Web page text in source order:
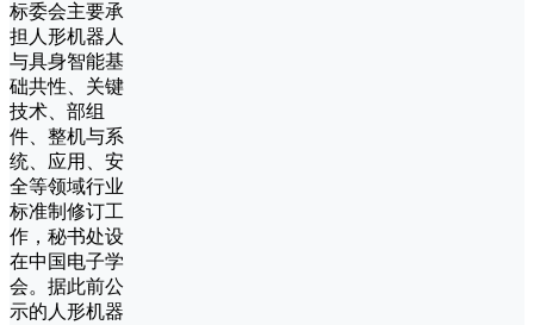
标委会主要承
担人形机器人
与具身智能基
础共性、关键
技术、部组
件、整机与系
统、应用、安
全等领域行业
标准制修订工
作，秘书处设
在中国电子学
会。据此前公
示的人形机器